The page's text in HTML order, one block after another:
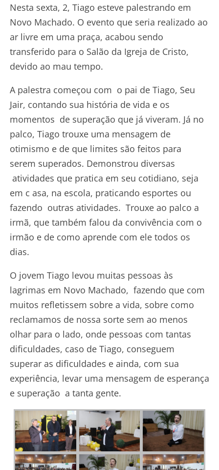
Nesta sexta, 2, Tiago esteve palestrando em
Novo Machado. O evento que seria realizado ao
ar livre em uma praça, acabou sendo
transferido para o Salão da Igreja de Cristo,
devido ao mau tempo.
A palestra começou com o pai de Tiago, Seu
Jair, contando sua história de vida e os
momentos de superação que já viveram. Já no
palco, Tiago trouxe uma mensagem de
otimismo e de que limites são feitos para
serem superados. Demonstrou diversas
atividades que pratica em seu cotidiano, seja
em c asa, na escola, praticando esportes ou
fazendo outras atividades. Trouxe ao palco a
irmã, que também falou da convivência com o
irmão e de como aprende com ele todos os
dias.
O jovem Tiago levou muitas pessoas às
lagrimas em Novo Machado, fazendo que com
muitos refletissem sobre a vida, sobre como
reclamamos de nossa sorte sem ao menos
olhar para o lado, onde pessoas com tantas
dificuldades, caso de Tiago, conseguem
superar as dificuldades e ainda, com sua
experiência, levar uma mensagem de esperança
e superação a tanta gente.